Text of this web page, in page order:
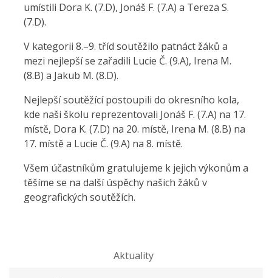
umístili Dora K. (7.D), Jonáš F. (7.A) a Tereza S.
(7.D).
V kategorii 8.–9. tříd soutěžilo patnáct žáků a
mezi nejlepší se zařadili Lucie Č. (9.A), Irena M.
(8.B) a Jakub M. (8.D).
Nejlepší soutěžící postoupili do okresního kola,
kde naši školu reprezentovali Jonáš F. (7.A) na 17.
místě, Dora K. (7.D) na 20. místě, Irena M. (8.B) na
17. místě a Lucie Č. (9.A) na 8. místě.
Všem účastníkům gratulujeme k jejich výkonům a
těšíme se na další úspěchy našich žáků v
geografických soutěžích.
Aktuality